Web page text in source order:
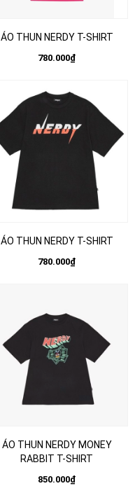
ÁO THUN NERDY T-SHIRT
780.000₫
ÁO THUN NERDY T-SHIRT
780.000₫
ÁO THUN NERDY MONEY
RABBIT T-SHIRT
850.000₫